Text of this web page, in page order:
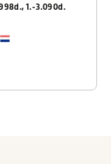
1.-3.090d.